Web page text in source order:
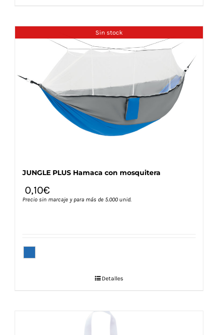
múltiples
variantes.
Las
elegir
la
página
de
Sin stock
JUNGLE PLUS Hamaca con mosquitera
0,10€
Precio sin marcaje y para más de 5.000 unid.
Detalles